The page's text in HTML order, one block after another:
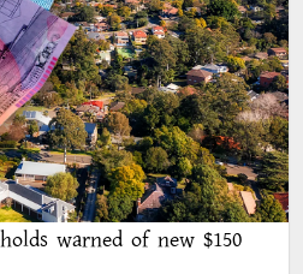
warned of new $150